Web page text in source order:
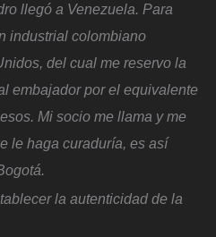
llegó a Venezuela. Para
industrial colombiano
del cual me reservo la
embajador por el equivalente
Mi socio me llama y me
le haga curaduría, es así
la autenticidad de la